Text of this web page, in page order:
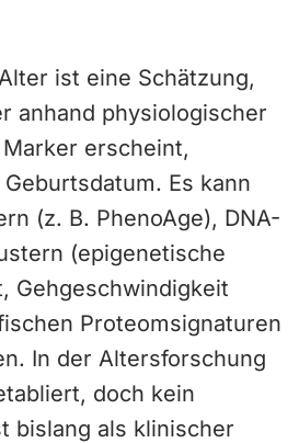
ist eine Schätzung,
anhand physiologischer
erscheint,
Es kann
(z. B. PhenoAge), DNA-
(epigenetische
Gehgeschwindigkeit
Proteomsignaturen
In der Altersforschung
doch kein
bislang als klinischer